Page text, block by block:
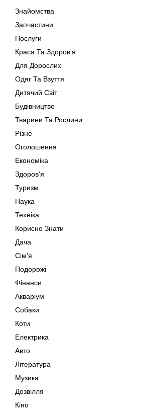
Знайомства
Запчастини
Послуги
Краса Та Здоров'я
Для Дорослих
Одяг Та Взуття
Дитячий Світ
Будівництво
Тварини Та Рослини
Різне
Оголошення
Економіка
Здоров'я
Туризм
Наука
Техніка
Корисно Знати
Дача
Сім'я
Подорожі
Фінанси
Акваріум
Собаки
Коти
Електрика
Авто
Література
Музика
Дозвілля
Кіно